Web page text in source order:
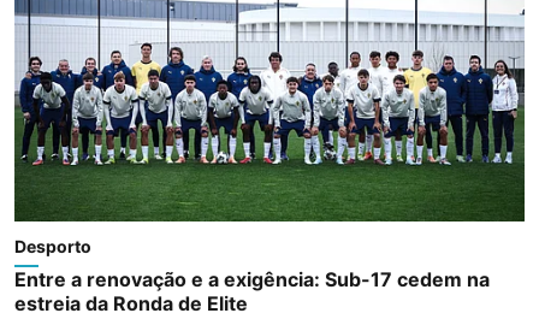
Desporto
Entre a renovação e a exigência: Sub-17 cedem na
estreia da Ronda de Elite